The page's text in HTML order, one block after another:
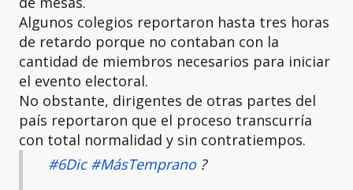
Algunos colegios reportaron hasta tres horas
de retardo porque no contaban con la
cantidad de miembros necesarios para iniciar
el evento electoral.
No obstante, dirigentes de otras partes del
país reportaron que el proceso transcurría
con total normalidad y sin contratiempos.
#6Dic #MásTemprano?